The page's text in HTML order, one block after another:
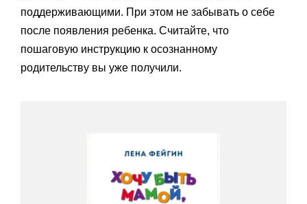
поддерживающими. При этом не забывать о себе
после появления ребенка. Считайте, что
пошаговую инструкцию к осознанному
родительству вы уже получили.